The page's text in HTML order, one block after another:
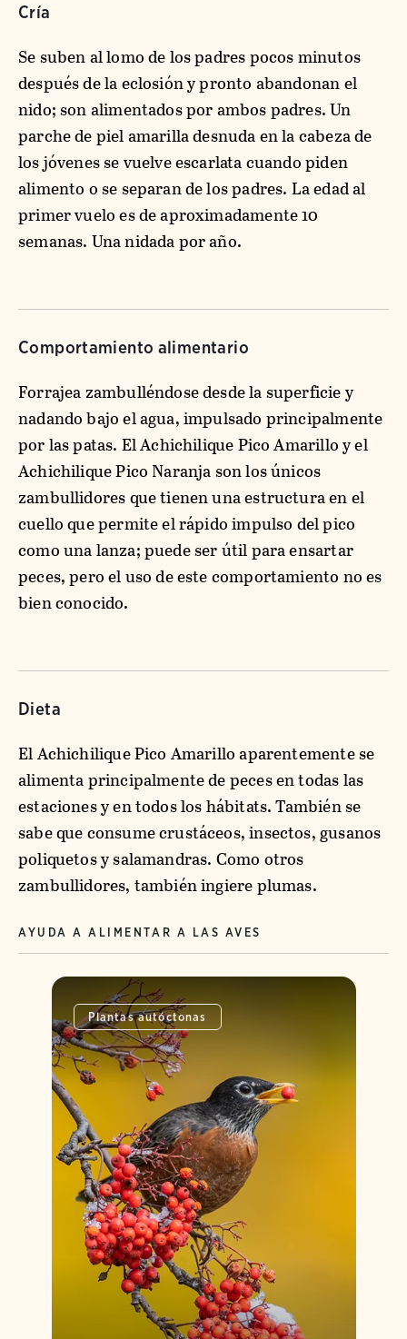
Cría
Se suben al lomo de los padres pocos minutos
después de la eclosión y pronto abandonan el
nido; son alimentados por ambos padres. Un
parche de piel amarilla desnuda en la cabeza de
los jóvenes se vuelve escarlata cuando piden
alimento o se separan de los padres. La edad al
primer vuelo es de aproximadamente 10
semanas. Una nidada por año.
Comportamiento alimentario
Forrajea zambulléndose desde la superficie y
nadando bajo el agua, impulsado principalmente
por las patas. El Achichilique Pico Amarillo y el
Achichilique Pico Naranja son los únicos
zambullidores que tienen una estructura en el
cuello que permite el rápido impulso del pico
como una lanza; puede ser útil para ensartar
peces, pero el uso de este comportamiento no es
bien conocido.
Dieta
El Achichilique Pico Amarillo aparentemente se
alimenta principalmente de peces en todas las
estaciones y en todos los hábitats. También se
sabe que consume crustáceos, insectos, gusanos
poliquetos y salamandras. Como otros
zambullidores, también ingiere plumas.
AYUDA A ALIMENTAR A LAS AVES
Plantas autóctonas